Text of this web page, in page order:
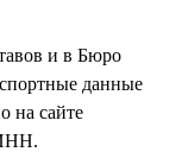
и в Бюро
данные
на сайте